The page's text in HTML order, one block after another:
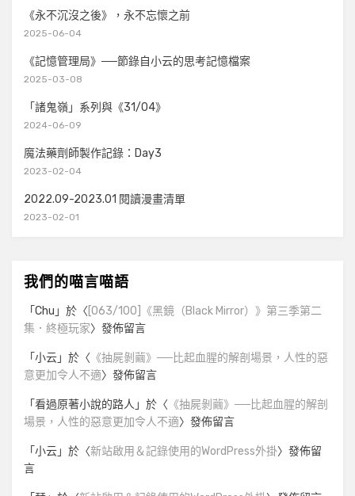
《永不沉沒之後》，永不忘懷之前
2025-06-04
《記憶管理局》──節錄自小云的思考記憶檔案
2025-03-08
「諸鬼嶺」系列與《31/04》
2024-06-09
魔法藥劑師製作記錄：Day3
2023-02-04
2022.09-2023.01 閱讀漫畫清單
2023-02-01
我們的喵言喵語
「Chu 」於〈 [063/100]《黑鏡（Black Mirror）》第三季第二
集．終極玩家〉發佈留言
「小云」於〈 《抽屍剝繭》──比起血腥的解剖場景，人性的惡
意更加令人不適〉發佈留言
「看過原著小說的路人 」於〈 《抽屍剝繭》──比起血腥的解剖
場景，人性的惡意更加令人不適〉發佈留言
「小云」於〈新站啟用＆記錄使用的WordPress外掛〉發佈留
言